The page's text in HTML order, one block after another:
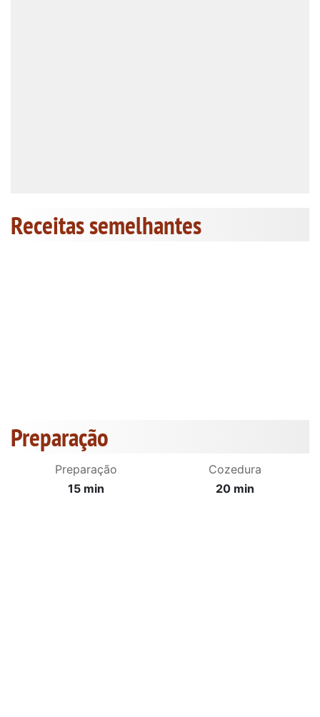
Receitas semelhantes
Preparação
Preparação
15 min
Cozedura
20 min